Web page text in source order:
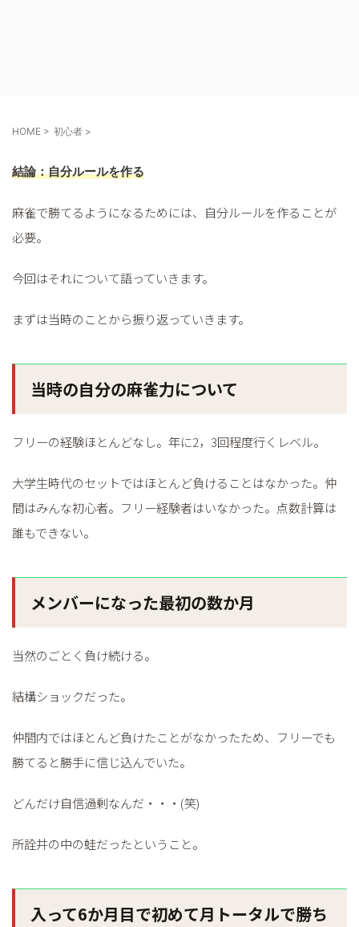
HOME > 初心者 >
結論：自分ルールを作る
麻雀で勝てるようになるためには、自分ルールを作ることが
必要。
今回はそれについて語っていきます。
まずは当時のことから振り返っていきます。
当時の自分の麻雀力について
フリーの経験ほとんどなし。年に2，3回程度行くレベル。
大学生時代のセットではほとんど負けることはなかった。仲
間はみんな初心者。フリー経験者はいなかった。点数計算は
誰もできない。
メンバーになった最初の数か月
当然のごとく負け続ける。
結構ショックだった。
仲間内ではほとんど負けたことがなかったため、フリーでも
勝てると勝手に信じ込んでいた。
どんだけ自信過剰なんだ・・・(笑)
所詮井の中の蛙だったということ。
入って6か月目で初めて月トータルで勝ち